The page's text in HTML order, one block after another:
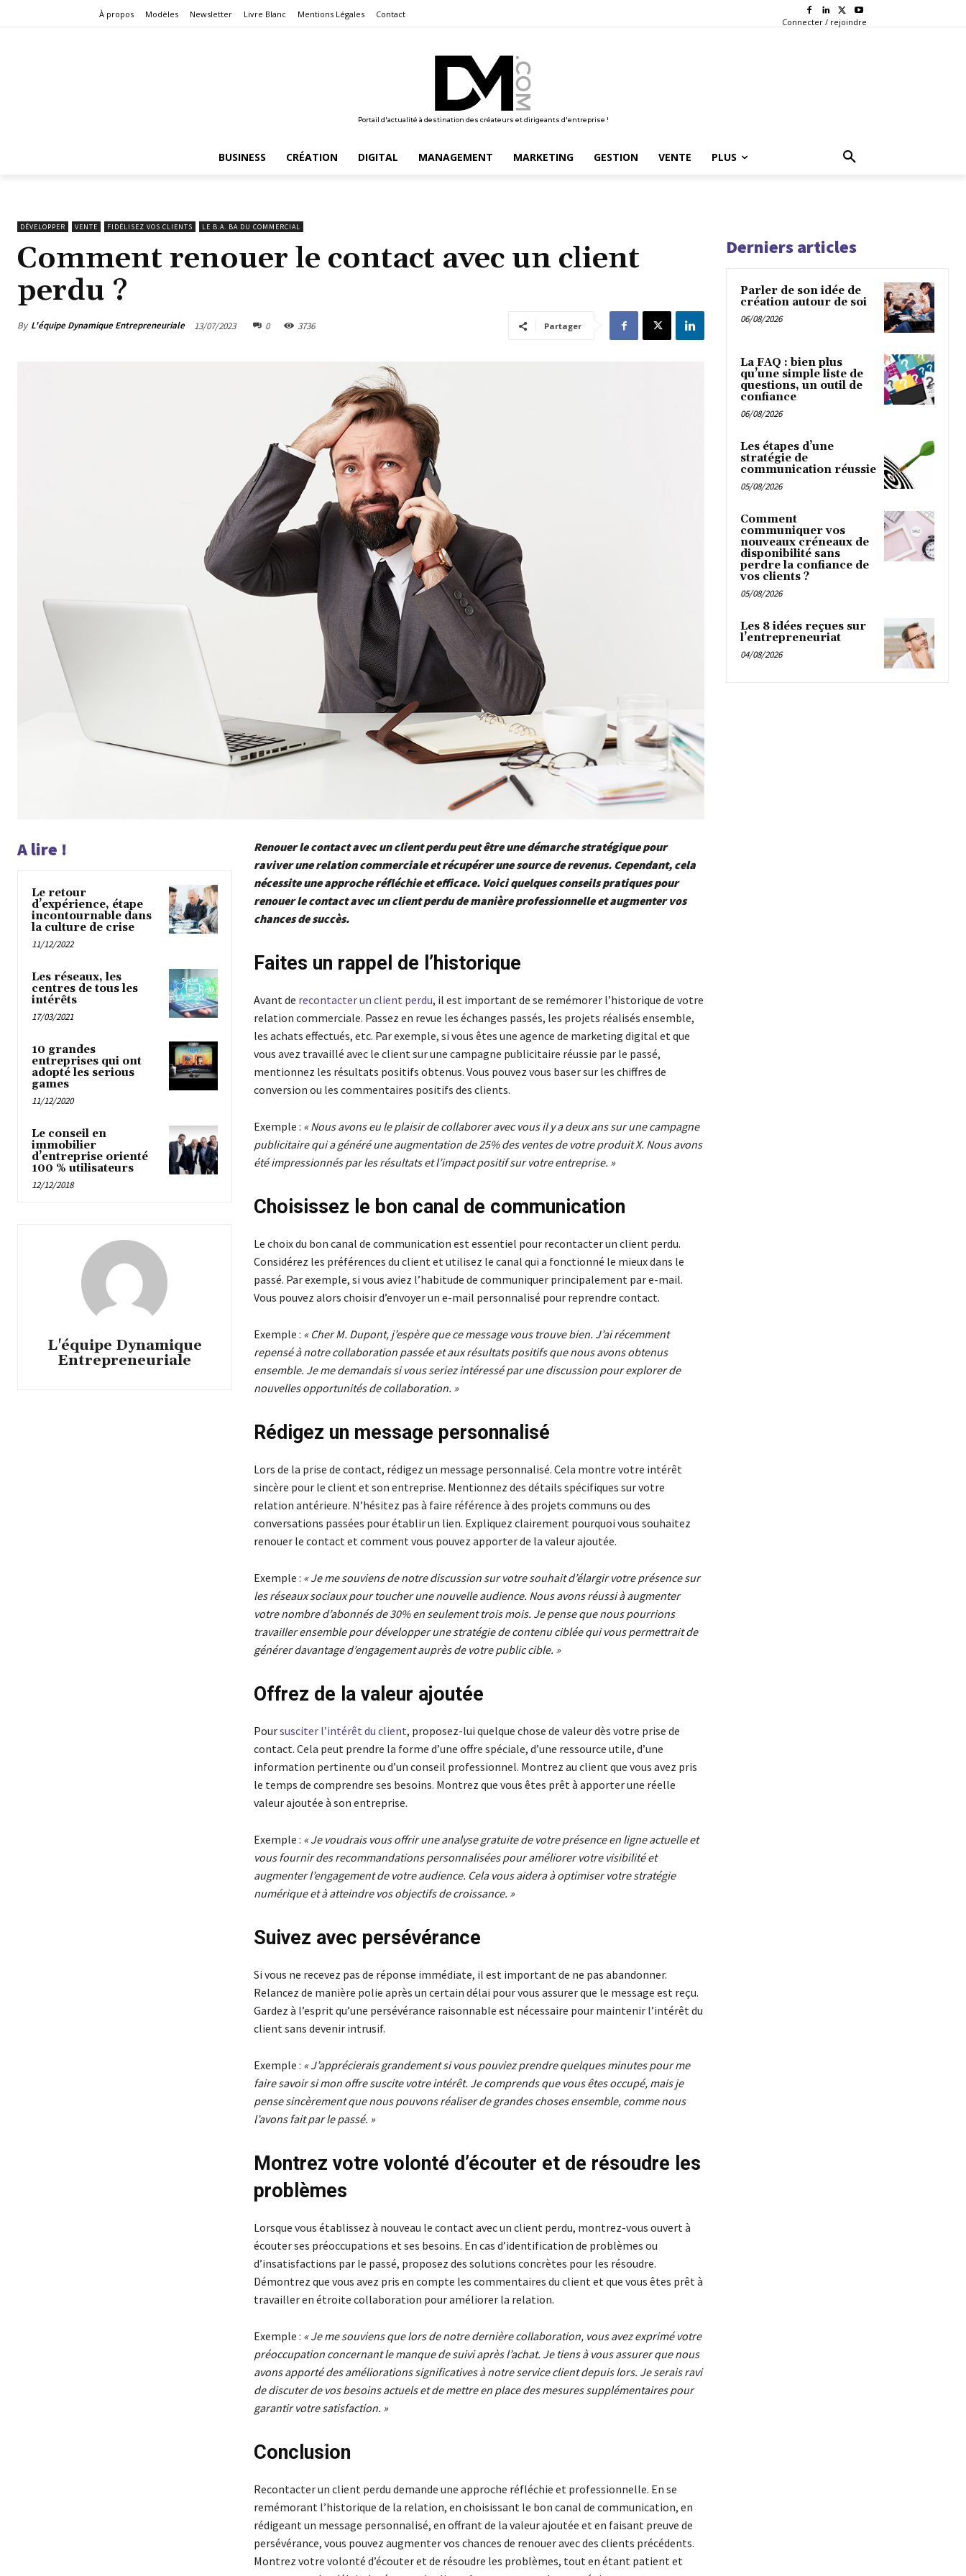
À propos Modèles Newsletter Livre Blanc Mentions Légales Contact
Connecter / rejoindre
Portail d'actualité à destination des créateurs et dirigeants d'entreprise !
BUSINESS CRÉATION DIGITAL MANAGEMENT MARKETING GESTION VENTE PLUS
DÉVELOPPER VENTE FIDÉLISEZ VOS CLIENTS LE B.A. BA DU COMMERCIAL
Comment renouer le contact avec un client
perdu ?
By L'équipe Dynamique Entrepreneuriale 13/07/2023 0 3736 Partager
A lire !
Le retour
d’expérience, étape
incontournable dans
la culture de crise
11/12/2022
Les réseaux, les
centres de tous les
intérêts
17/03/2021
10 grandes
entreprises qui ont
adopté les serious
games
11/12/2020
Le conseil en
immobilier
d’entreprise orienté
100 % utilisateurs
12/12/2018
L'équipe Dynamique
Entrepreneuriale
Renouer le contact avec un client perdu peut être une démarche stratégique pour
raviver une relation commerciale et récupérer une source de revenus. Cependant, cela
nécessite une approche réfléchie et efficace. Voici quelques conseils pratiques pour
renouer le contact avec un client perdu de manière professionnelle et augmenter vos
chances de succès.
Faites un rappel de l’historique
Avant de recontacter un client perdu, il est important de se remémorer l’historique de votre
relation commerciale. Passez en revue les échanges passés, les projets réalisés ensemble,
les achats effectués, etc. Par exemple, si vous êtes une agence de marketing digital et que
vous avez travaillé avec le client sur une campagne publicitaire réussie par le passé,
mentionnez les résultats positifs obtenus. Vous pouvez vous baser sur les chiffres de
conversion ou les commentaires positifs des clients.
Exemple : « Nous avons eu le plaisir de collaborer avec vous il y a deux ans sur une campagne
publicitaire qui a généré une augmentation de 25% des ventes de votre produit X. Nous avons
été impressionnés par les résultats et l’impact positif sur votre entreprise. »
Choisissez le bon canal de communication
Le choix du bon canal de communication est essentiel pour recontacter un client perdu.
Considérez les préférences du client et utilisez le canal qui a fonctionné le mieux dans le
passé. Par exemple, si vous aviez l’habitude de communiquer principalement par e-mail.
Vous pouvez alors choisir d’envoyer un e-mail personnalisé pour reprendre contact.
Exemple : « Cher M. Dupont, j’espère que ce message vous trouve bien. J’ai récemment
repensé à notre collaboration passée et aux résultats positifs que nous avons obtenus
ensemble. Je me demandais si vous seriez intéressé par une discussion pour explorer de
nouvelles opportunités de collaboration. »
Rédigez un message personnalisé
Lors de la prise de contact, rédigez un message personnalisé. Cela montre votre intérêt
sincère pour le client et son entreprise. Mentionnez des détails spécifiques sur votre
relation antérieure. N’hésitez pas à faire référence à des projets communs ou des
conversations passées pour établir un lien. Expliquez clairement pourquoi vous souhaitez
renouer le contact et comment vous pouvez apporter de la valeur ajoutée.
Exemple : « Je me souviens de notre discussion sur votre souhait d’élargir votre présence sur
les réseaux sociaux pour toucher une nouvelle audience. Nous avons réussi à augmenter
votre nombre d’abonnés de 30% en seulement trois mois. Je pense que nous pourrions
travailler ensemble pour développer une stratégie de contenu ciblée qui vous permettrait de
générer davantage d’engagement auprès de votre public cible. »
Offrez de la valeur ajoutée
Poursusciter l’intérêt du client, proposez-lui quelque chose de valeur dès votre prise de
contact. Cela peut prendre la forme d’une offre spéciale, d’une ressource utile, d’une
information pertinente ou d’un conseil professionnel. Montrez au client que vous avez pris
le temps de comprendre ses besoins. Montrez que vous êtes prêt à apporter une réelle
valeur ajoutée à son entreprise.
Exemple : « Je voudrais vous offrir une analyse gratuite de votre présence en ligne actuelle et
vous fournir des recommandations personnalisées pour améliorer votre visibilité et
augmenter l’engagement de votre audience. Cela vous aidera à optimiser votre stratégie
numérique et à atteindre vos objectifs de croissance. »
Suivez avec persévérance
Si vous ne recevez pas de réponse immédiate, il est important de ne pas abandonner.
Relancez de manière polie après un certain délai pour vous assurer que le message est reçu.
Gardez à l’esprit qu’une persévérance raisonnable est nécessaire pour maintenir l’intérêt du
client sans devenir intrusif.
Exemple : « J’apprécierais grandement si vous pouviez prendre quelques minutes pour me
faire savoir si mon offre suscite votre intérêt. Je comprends que vous êtes occupé, mais je
pense sincèrement que nous pouvons réaliser de grandes choses ensemble, comme nous
l’avons fait par le passé. »
Montrez votre volonté d’écouter et de résoudre les
problèmes
Lorsque vous établissez à nouveau le contact avec un client perdu, montrez-vous ouvert à
écouter ses préoccupations et ses besoins. En cas d’identification de problèmes ou
d’insatisfactions par le passé, proposez des solutions concrètes pour les résoudre.
Démontrez que vous avez pris en compte les commentaires du client et que vous êtes prêt à
travailler en étroite collaboration pour améliorer la relation.
Exemple : « Je me souviens que lors de notre dernière collaboration, vous avez exprimé votre
préoccupation concernant le manque de suivi après l’achat. Je tiens à vous assurer que nous
avons apporté des améliorations significatives à notre service client depuis lors. Je serais ravi
de discuter de vos besoins actuels et de mettre en place des mesures supplémentaires pour
garantir votre satisfaction. »
Conclusion
Recontacter un client perdu demande une approche réfléchie et professionnelle. En se
remémorant l’historique de la relation, en choisissant le bon canal de communication, en
rédigeant un message personnalisé, en offrant de la valeur ajoutée et en faisant preuve de
persévérance, vous pouvez augmenter vos chances de renouer avec des clients précédents.
Montrez votre volonté d’écouter et de résoudre les problèmes, tout en étant patient et
Derniers articles
Parler de son idée de
création autour de soi
06/08/2026
La FAQ : bien plus
qu’une simple liste de
questions, un outil de
confiance
06/08/2026
Les étapes d’une
stratégie de
communication réussie
05/08/2026
Comment
communiquer vos
nouveaux créneaux de
disponibilité sans
perdre la confiance de
vos clients ?
05/08/2026
Les 8 idées reçues sur
l’entrepreneuriat
04/08/2026